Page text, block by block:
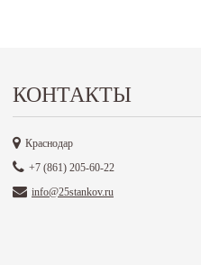
КОНТАКТЫ
Краснодар
+7 (861) 205-60-22
info@25stankov.ru